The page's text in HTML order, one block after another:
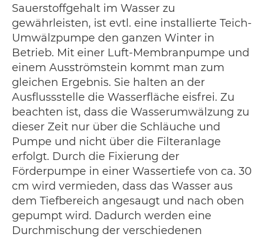
Sauerstoffgehalt im Wasser zu
gewährleisten, ist evtl. eine installierte Teich-
Umwälzpumpe den ganzen Winter in
Betrieb. Mit einer Luft-Membranpumpe und
einem Ausströmstein kommt man zum
gleichen Ergebnis. Sie halten an der
Ausflussstelle die Wasserfläche eisfrei. Zu
beachten ist, dass die Wasserumwälzung zu
dieser Zeit nur über die Schläuche und
Pumpe und nicht über die Filteranlage
erfolgt. Durch die Fixierung der
Förderpumpe in einer Wassertiefe von ca. 30
cm wird vermieden, dass das Wasser aus
dem Tiefbereich angesaugt und nach oben
gepumpt wird. Dadurch werden eine
Durchmischung der verschiedenen